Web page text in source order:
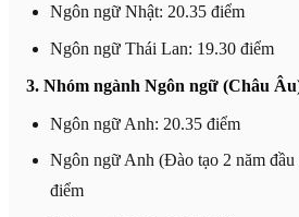
Ngôn ngữ Nhật: 20.35 điểm
Ngôn ngữ Thái Lan: 19.30 điểm
3. Nhóm ngành Ngôn ngữ (Châu
Ngôn ngữ Anh: 20.35 điểm
Ngôn ngữ Anh (Đào tạo 2 năm
điểm